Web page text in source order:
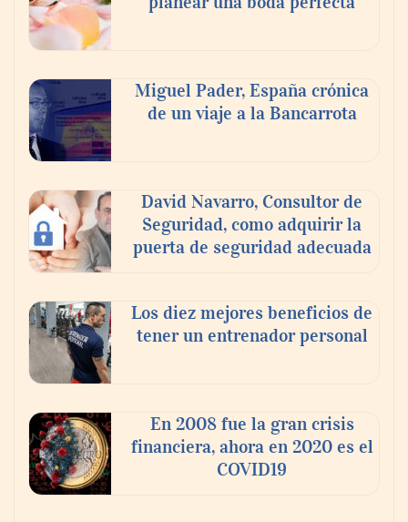
compromiso para el eclipse solar del 12 de
agosto
‘El ransomware se puede vencer. No
Ricardo Palacio Escobar
Miguel Pader, España crónica
de un viaje a la Bancarrota
David Navarro, Consultor de
Seguridad, como adquirir la
puerta de seguridad adecuada
Los diez mejores beneficios de
tener un entrenador personal
En 2008 fue la gran crisis
financiera, ahora en 2020 es el
COVID19